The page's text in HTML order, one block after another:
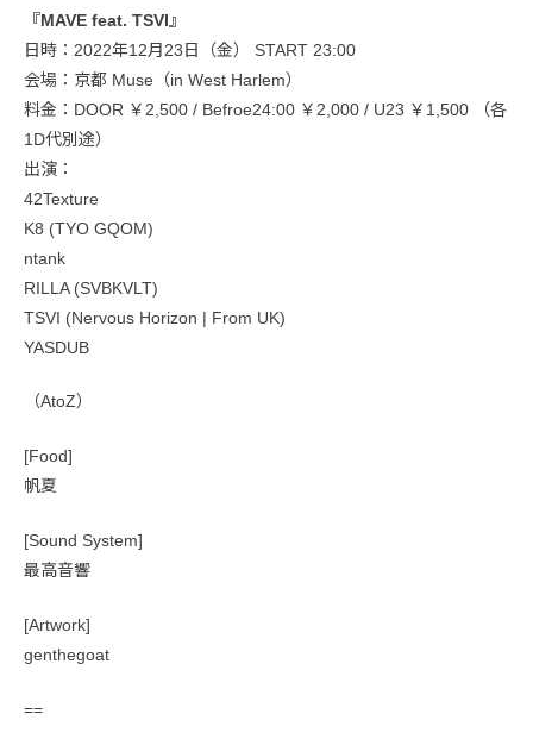
『MAVE feat. TSVI』
日時：2022年12月23日（金） START 23:00
会場：京都 Muse（in West Harlem）
料金：DOOR ￥2,500 / Befroe24:00 ￥2,000 / U23 ￥1,500 （各
1D代別途）
出演：
42Texture
K8 (TYO GQOM)
ntank
RILLA (SVBKVLT)
TSVI (Nervous Horizon | From UK)
YASDUB
（AtoZ）
[Food]
帆夏
[Sound System]
最高音響
[Artwork]
genthegoat
==